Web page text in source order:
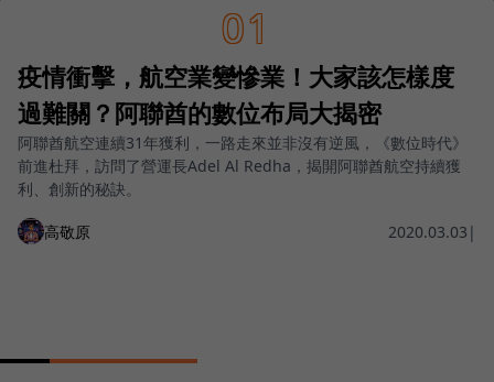
01
疫情衝擊，航空業變慘業！大家該怎樣度
過難關？阿聯酋的數位布局大揭密
阿聯酋航空連續31年獲利，一路走來並非沒有逆風，《數位時代》
前進杜拜，訪問了營運長Adel Al Redha，揭開阿聯酋航空持續獲
利、創新的秘訣。
高敬原 2020.03.03 |